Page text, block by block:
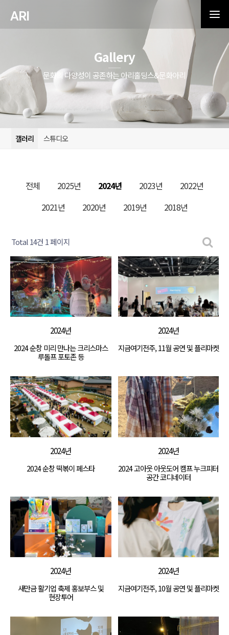
ARI
Gallery
문화의 다양성이 공존하는 아리홀딩스&문화아리
갤러리 스튜디오
전체 2025년 2024년 2023년
2022년
2021년
2020년 2019년 2018년
Total 14건 1 페이지
2024년
2024 순창 미리 만나는 크리스마스
루돌프 포토존 등
2024년
지금여기전주, 11월 공연 및 플리마켓
2024년
2024 순창 떡볶이 페스타
2024년
2024 고아웃 아웃도어 캠프 누크피터
공간 코디네이터
2024년
새만금 활기업 축제 홍보부스 및
현장투어
2024년
지금여기전주, 10월 공연 및 플리마켓